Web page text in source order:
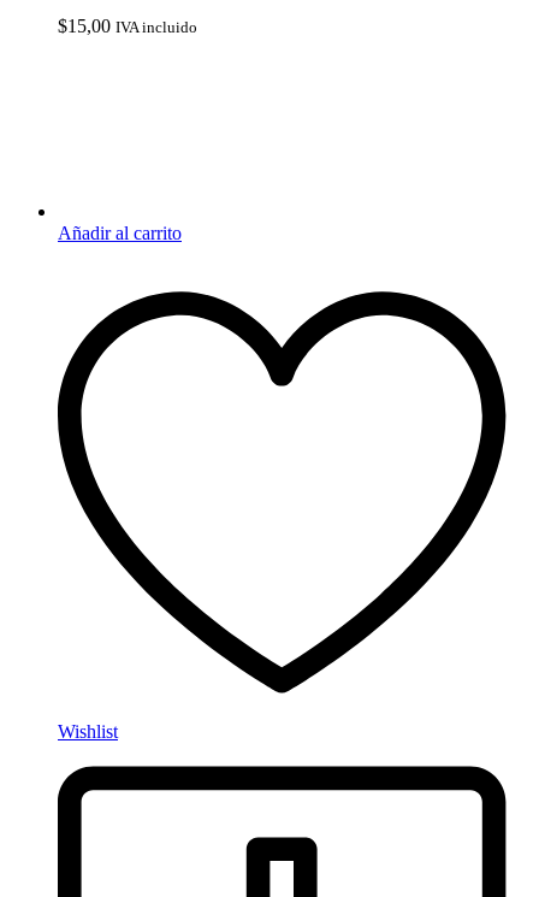
$15,00 IVA incluido
Añadir al carrito
Wishlist